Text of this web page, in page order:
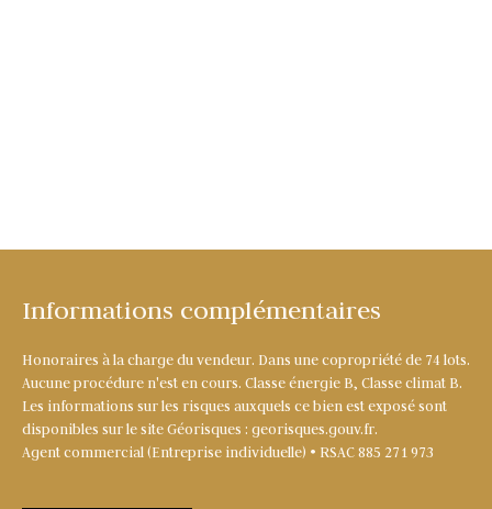
Informations complémentaires
Honoraires à la charge du vendeur. Dans une copropriété de 74 lots.
Aucune procédure n'est en cours. Classe énergie B, Classe climat B.
Les informations sur les risques auxquels ce bien est exposé sont
disponibles sur le site Géorisques : georisques.gouv.fr.
Agent commercial (Entreprise individuelle) • RSAC 885 271 973